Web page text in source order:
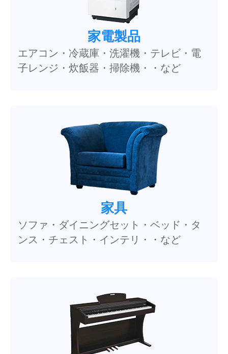
家電製品
エアコン・冷蔵庫・洗濯機・テレビ・電
子レンジ・炊飯器・掃除機・・など
家具
ソファ・ダイニングセット・ベッド・タ
ンス・チェスト・インテリ・・など